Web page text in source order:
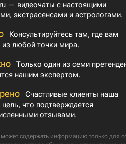
— видеочаты с настоящими
экстрасенсами и астрологами.
Консультируйтесь там, где вам
из любой точки мира.
Только один из семи
нашим экспертом.
Счастливые клиенты наша
цель, что подтверждается
отзывами.
может содержать информацию только для